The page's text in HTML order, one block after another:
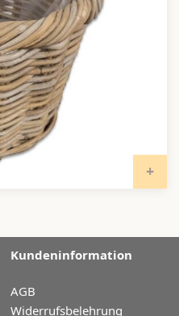
Kundeninformation
AGB
Widerrufsbelehrung